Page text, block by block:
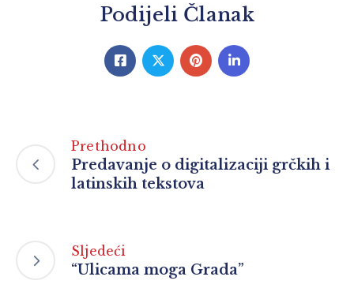
Podijeli Članak
Prethodno
Predavanje o digitalizaciji grčkih i
latinskih tekstova
Sljedeći
“Ulicama moga Grada”